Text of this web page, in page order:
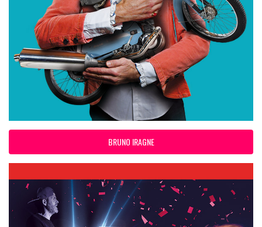
BRUNO IRAGNE